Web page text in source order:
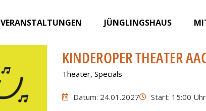
VERANSTALTUNGEN JÜNGLINGSHAUS
KINDEROPER THEATER
Theater, Specials
Datum: 24.01.2027 Start: 15:00 Uhr